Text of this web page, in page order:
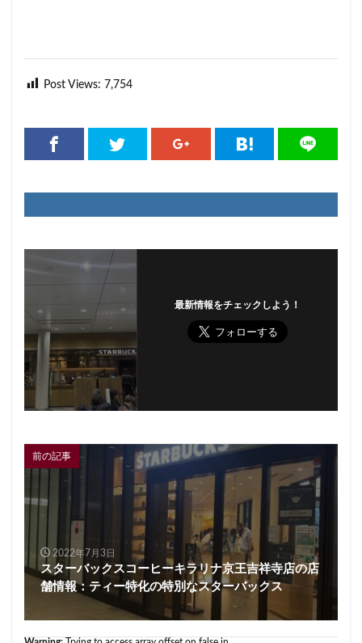
Post Views: 7,754
最新情報をチェックしよう！
前の記事
2022年7月3日
スターバックスコーヒーキラリナ京王吉祥寺店の店
舗情報：ティー特化の特別なスターバックス